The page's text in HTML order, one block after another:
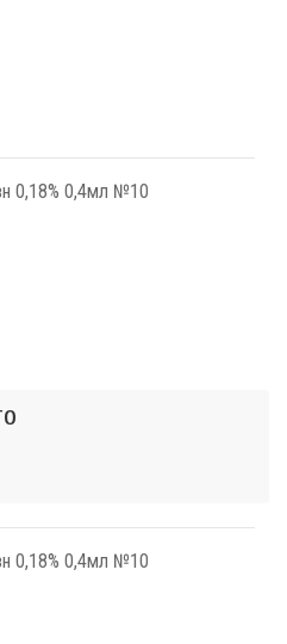
0,18% 0,4мл №10
0,18% 0,4мл №10